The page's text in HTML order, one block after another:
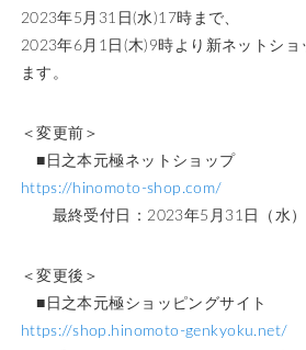
2023年5月31日(水)17時まで、
2023年6月1日(木)9時より新ネットショ
ます。
＜変更前＞
■日之本元極ネットショップ
https://hinomoto-shop.com/
最終受付日：2023年5月31日（水）
＜変更後＞
■日之本元極ショッピングサイト
https://shop.hinomoto-genkyoku.net/